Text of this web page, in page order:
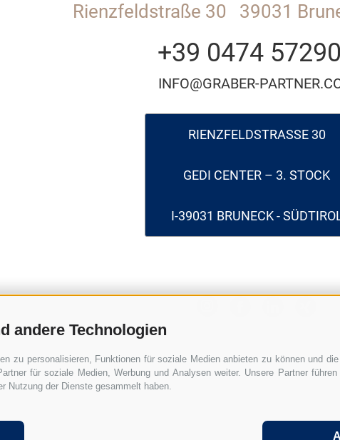
andere Technologien
zu personalisieren, Funktionen für soziale Medien anbieten zu können und
für soziale Medien, Werbung und Analysen weiter. Unsere Partner
Nutzung der Dienste gesammelt haben.
Rienzfeldstraße 30 39031
+39 0474
INFO@GRABER-
RIENZFELDSTRASSE 30
GEDI CENTER – 3. STOCK
I-39031 BRUNECK -
Lexikon FAQ Gründung GmbH in Italien